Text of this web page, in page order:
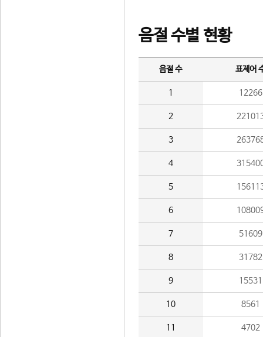
음절 수별 현황
음절 수 표제어
1 12266
2
3
4
5
6
7 51609
8 31782
9 15531
10 8561
11 4702